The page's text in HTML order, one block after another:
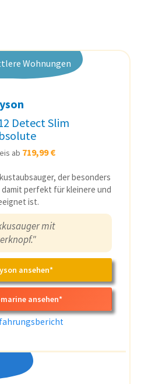
Wohnungen
Detect Slim
ab 719,99 €
der besonders
perfekt für kleinere und
ist.
mit
ansehen*
ansehen*